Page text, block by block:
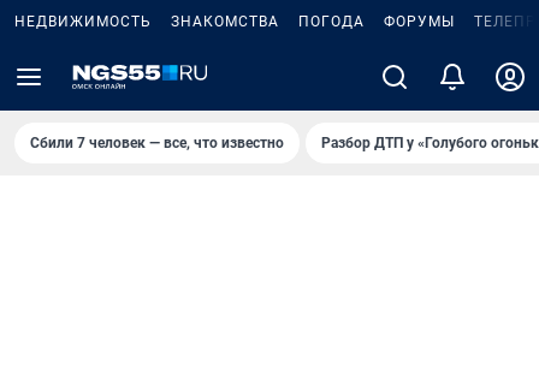
НЕДВИЖИМОСТЬ ЗНАКОМСТВА ПОГОДА ФОРУМЫ
Сбили 7 человек — все, что известно Разбор ДТП у «Голубого